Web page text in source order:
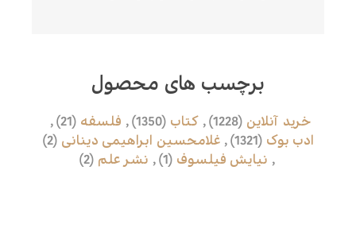
برچسب های محصول
خرید آنلاین (1228)
, کتاب (1350)
, فلسفه (21)
,
ادب بوک (1321)
, غلامحسین ابراهیمی دینانی (2)
, نیایش فیلسوف (1)
, نشر علم (2)